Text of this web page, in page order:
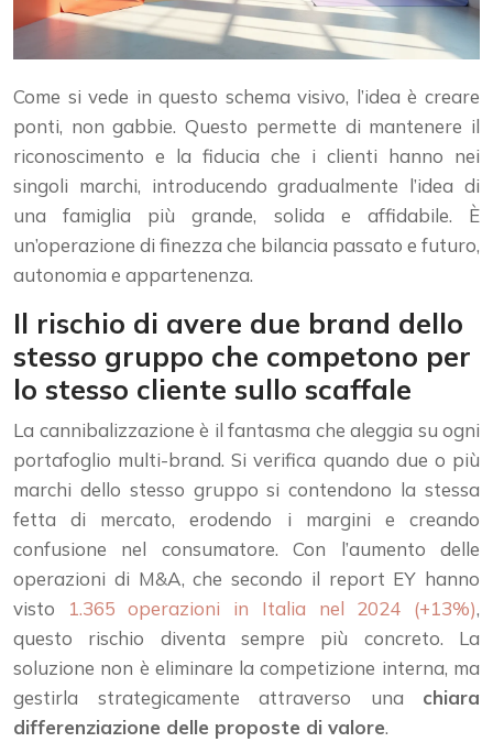
Come si vede in questo schema visivo, l’idea è creare
ponti, non gabbie. Questo permette di mantenere il
riconoscimento e la fiducia che i clienti hanno nei
singoli marchi, introducendo gradualmente l’idea di
una famiglia più grande, solida e affidabile. È
un’operazione di finezza che bilancia passato e futuro,
autonomia e appartenenza.
Il rischio di avere due brand dello
stesso gruppo che competono per
lo stesso cliente sullo scaffale
La cannibalizzazione è il fantasma che aleggia su ogni
portafoglio multi-brand. Si verifica quando due o più
marchi dello stesso gruppo si contendono la stessa
fetta di mercato, erodendo i margini e creando
confusione nel consumatore. Con l’aumento delle
operazioni di M&A, che secondo il report EY hanno
visto
1.365 operazioni in Italia nel 2024 (+13%),
questo rischio diventa sempre più concreto. La
soluzione non è eliminare la competizione interna, ma
gestirla strategicamente attraverso una chiara
differenziazione delle proposte di valore.